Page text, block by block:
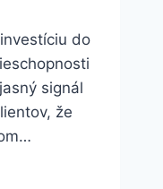
do
signál
že